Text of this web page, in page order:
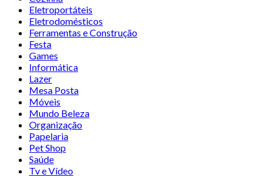
Eletroportáteis
Eletrodomésticos
Ferramentas e Construção
Festa
Games
Informática
Lazer
Mesa Posta
Móveis
Mundo Beleza
Organização
Papelaria
Pet Shop
Saúde
Tv e Vídeo